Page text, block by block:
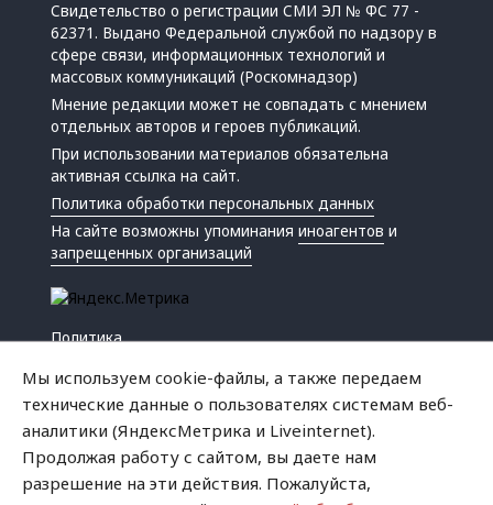
Свидетельство о регистрации СМИ ЭЛ № ФС 77 -
62371. Выдано Федеральной службой по надзору в
сфере связи, информационных технологий и
массовых коммуникаций (Роскомнадзор)
Мнение редакции может не совпадать с мнением
отдельных авторов и героев публикаций.
При использовании материалов обязательна
активная ссылка на сайт.
Политика обработки персональных данных
На сайте возможны упоминанияиноагентов и
запрещенных организаций
Политика
Мы используем cookie-файлы, а также передаем
технические данные о пользователях системам веб-
аналитики (ЯндексМетрика и Liveinternet).
Продолжая работу с сайтом, вы даете нам
разрешение на эти действия. Пожалуйста,